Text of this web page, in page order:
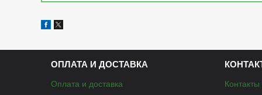
ОПЛАТА И ДОСТАВКА
Оплата и доставка Контакты